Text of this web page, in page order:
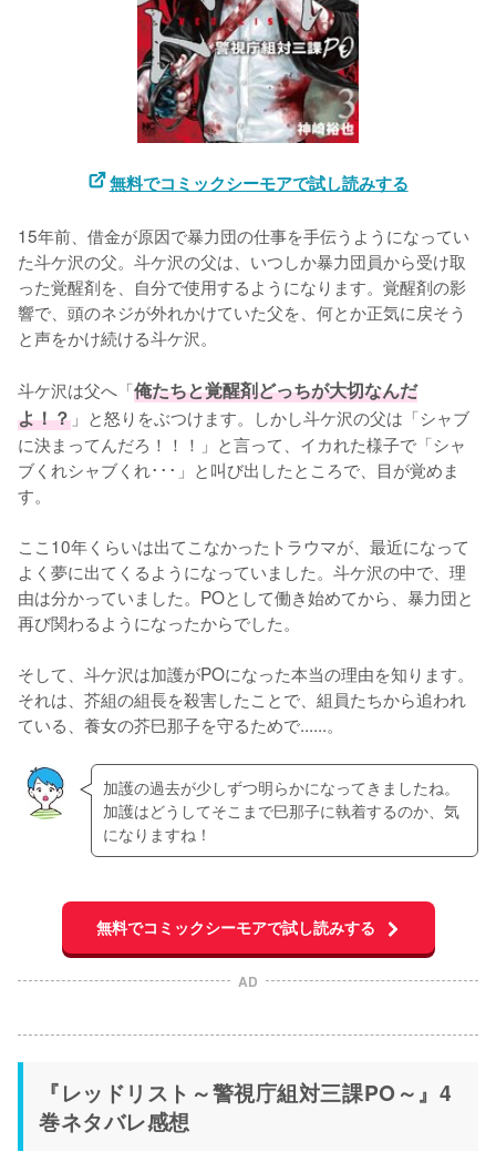
無料でコミックシーモアで試し読みする
15年前、借金が原因で暴力団の仕事を手伝うようになってい
た斗ケ沢の父。斗ケ沢の父は、いつしか暴力団員から受け取
った覚醒剤を、自分で使用するようになります。覚醒剤の影
響で、頭のネジが外れかけていた父を、何とか正気に戻そう
と声をかけ続ける斗ケ沢。
斗ケ沢は父へ「俺たちと覚醒剤どっちが大切なんだ
よ！？ 」と怒りをぶつけます。しかし斗ケ沢の父は「シャブ
に決まってんだろ！！！」と言って、イカれた様子で「シャ
ブくれシャブくれ･･･」と叫び出したところで、目が覚めま
す。
ここ10年くらいは出てこなかったトラウマが、最近になって
よく夢に出てくるようになっていました。斗ケ沢の中で、理
由は分かっていました。POとして働き始めてから、暴力団と
再び関わるようになったからでした。
そして、斗ケ沢は加護がPOになった本当の理由を知ります。
それは、芥組の組長を殺害したことで、組員たちから追われ
ている、養女の芥巳那子を守るためで......。
加護の過去が少しずつ明らかになってきましたね。
加護はどうしてそこまで巳那子に執着するのか、気
になりますね！
無料でコミックシーモアで試し読みする
AD
『レッドリスト～警視庁組対三課PO～』4
巻ネタバレ感想